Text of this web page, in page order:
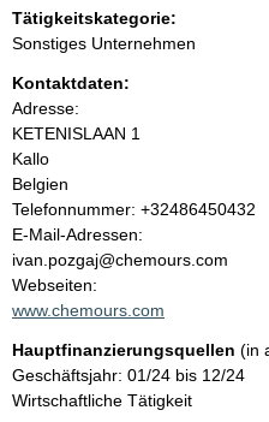
n
i
n
h
a
l
t
Tätigkeitskategorie:
Sonstiges Unternehmen
Kontaktdaten:
Adresse:
KETENISLAAN 1
Kallo
Belgien
K
o
n
t
a
t
i
n
Telefonnummer: +32486450432
E-Mail-Adressen:
ivan.pozgaj@chemours.com
Webseiten:
www.chemours.com
Hauptfinanzierungsquellen (in
Geschäftsjahr: 01/24 bis 12/24
Wirtschaftliche Tätigkeit